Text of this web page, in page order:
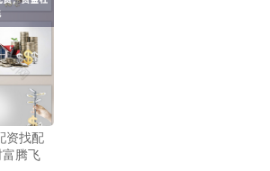
资找配
腾飞